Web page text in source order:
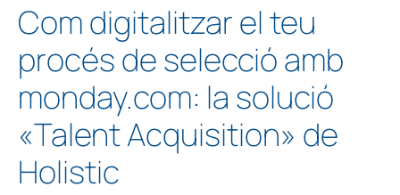
Com digitalitzar el teu
procés de selecció amb
monday.com: la solució
«Talent Acquisition» de
Holistic